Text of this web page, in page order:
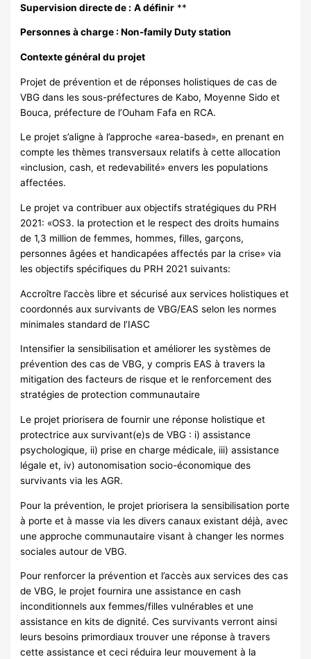
Supervision directe de : A définir **
Personnes à charge : Non-family Duty station
Contexte général du projet
Projet de prévention et de réponses holistiques de cas de
VBG dans les sous-préfectures de Kabo, Moyenne Sido et
Bouca, préfecture de l’Ouham Fafa en RCA.
Le projet s’aligne à l’approche «area-based», en prenant en
compte les thèmes transversaux relatifs à cette allocation
«inclusion, cash, et redevabilité» envers les populations
affectées.
Le projet va contribuer aux objectifs stratégiques du PRH
2021: «OS3. la protection et le respect des droits humains
de 1,3 million de femmes, hommes, filles, garçons,
personnes âgées et handicapées affectés par la crise» via
les objectifs spécifiques du PRH 2021 suivants:
Accroître l’accès libre et sécurisé aux services holistiques et
coordonnés aux survivants de VBG/EAS selon les normes
minimales standard de l’IASC
Intensifier la sensibilisation et améliorer les systèmes de
prévention des cas de VBG, y compris EAS à travers la
mitigation des facteurs de risque et le renforcement des
stratégies de protection communautaire
Le projet priorisera de fournir une réponse holistique et
protectrice aux survivant(e)s de VBG : i) assistance
psychologique, ii) prise en charge médicale, iii) assistance
légale et, iv) autonomisation socio-économique des
survivants via les AGR.
Pour la prévention, le projet priorisera la sensibilisation porte
à porte et à masse via les divers canaux existant déjà, avec
une approche communautaire visant à changer les normes
sociales autour de VBG.
Pour renforcer la prévention et l’accès aux services des cas
de VBG, le projet fournira une assistance en cash
inconditionnels aux femmes/filles vulnérables et une
assistance en kits de dignité. Ces survivants verront ainsi
leurs besoins primordiaux trouver une réponse à travers
cette assistance et ceci réduira leur mouvement à la